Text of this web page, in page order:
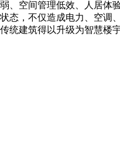
弱、空间管理低效、人居体
状态，不仅造成电力、空调
传统建筑得以升级为智慧楼